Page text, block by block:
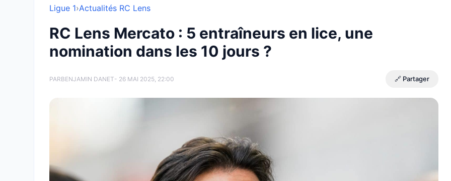
Ligue 1›Actualités RC Lens
RC Lens Mercato : 5 entraîneurs en lice, une
nomination dans les 10 jours ?
PARBENJAMIN DANET- 26 MAI 2025, 22:00 🔗 Partager